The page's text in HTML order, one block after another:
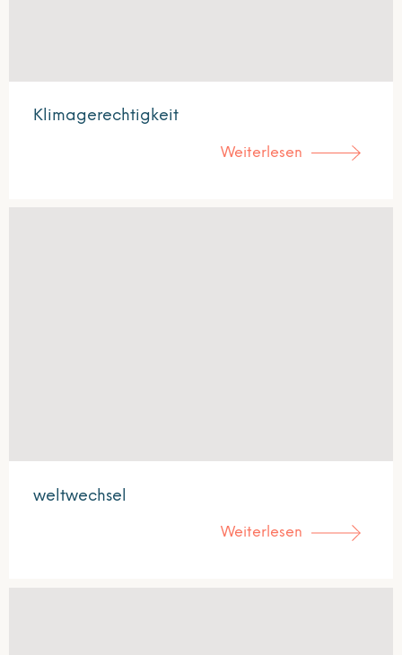
Klimagerechtigkeit
Weiterlesen
weltwechsel
Weiterlesen